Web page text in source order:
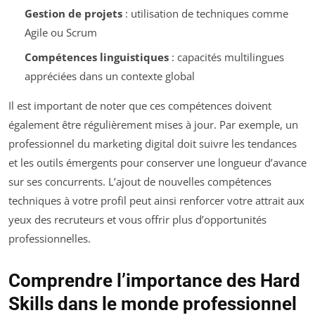
Gestion de projets: utilisation de techniques comme
Agile ou Scrum
Compétences linguistiques: capacités multilingues
appréciées dans un contexte global
Il est important de noter que ces compétences doivent
également être régulièrement mises à jour. Par exemple, un
professionnel du marketing digital doit suivre les tendances
et les outils émergents pour conserver une longueur d’avance
sur ses concurrents. L’ajout de nouvelles compétences
techniques à votre profil peut ainsi renforcer votre attrait aux
yeux des recruteurs et vous offrir plus d’opportunités
professionnelles.
Comprendre l’importance des Hard
Skills dans le monde professionnel